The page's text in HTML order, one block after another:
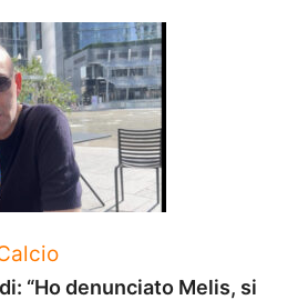
“Ho denunciato Melis, si